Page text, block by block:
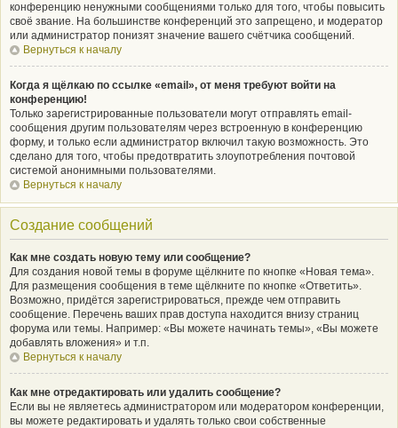
конференцию ненужными сообщениями только для того, чтобы повысить
своё звание. На большинстве конференций это запрещено, и модератор
или администратор понизят значение вашего счётчика сообщений.
Вернуться к началу
Когда я щёлкаю по ссылке «email», от меня требуют войти на
конференцию!
Только зарегистрированные пользователи могут отправлять email-
сообщения другим пользователям через встроенную в конференцию
форму, и только если администратор включил такую возможность. Это
сделано для того, чтобы предотвратить злоупотребления почтовой
системой анонимными пользователями.
Вернуться к началу
Создание сообщений
Как мне создать новую тему или сообщение?
Для создания новой темы в форуме щёлкните по кнопке «Новая тема».
Для размещения сообщения в теме щёлкните по кнопке «Ответить».
Возможно, придётся зарегистрироваться, прежде чем отправить
сообщение. Перечень ваших прав доступа находится внизу страниц
форума или темы. Например: «Вы можете начинать темы», «Вы можете
добавлять вложения» и т.п.
Вернуться к началу
Как мне отредактировать или удалить сообщение?
Если вы не являетесь администратором или модератором конференции,
вы можете редактировать и удалять только свои собственные